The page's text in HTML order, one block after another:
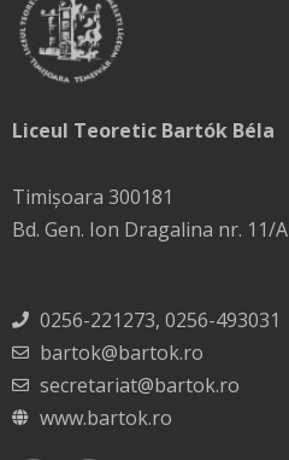
Liceul Teoretic Bartók Béla
Timișoara 300181
Bd. Gen. Ion Dragalina nr. 11/A
0256-221273, 0256-493031
bartok@bartok.ro
secretariat@bartok.ro
www.bartok.ro